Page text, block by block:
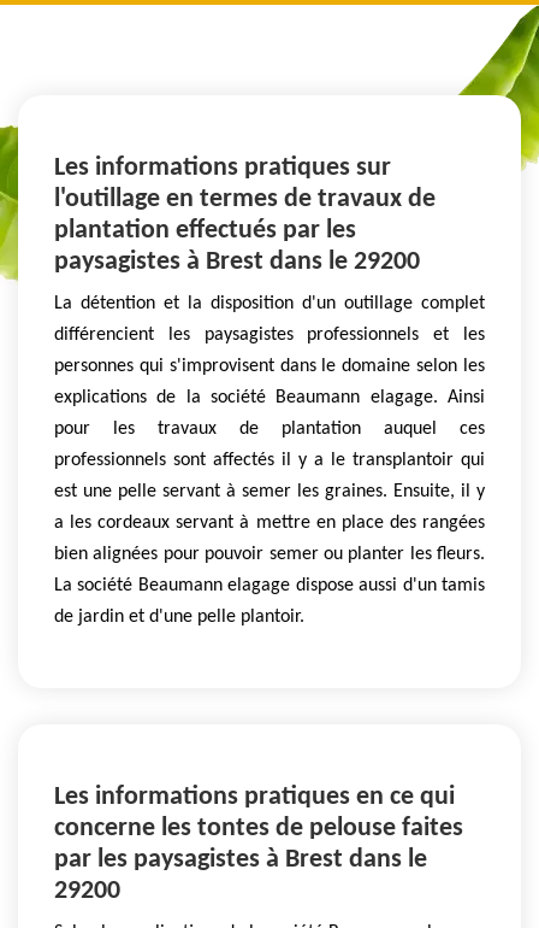
Les informations pratiques sur
l'outillage en termes de travaux de
plantation effectués par les
paysagistes à Brest dans le 29200
La détention et la disposition d'un outillage complet
différencient les paysagistes professionnels et les
personnes qui s'improvisent dans le domaine selon les
explications de la société Beaumann elagage. Ainsi
pour les travaux de plantation auquel ces
professionnels sont affectés il y a le transplantoir qui
est une pelle servant à semer les graines. Ensuite, il y
a les cordeaux servant à mettre en place des rangées
bien alignées pour pouvoir semer ou planter les fleurs.
La société Beaumann elagage dispose aussi d'un tamis
de jardin et d'une pelle plantoir.
Les informations pratiques en ce qui
concerne les tontes de pelouse faites
par les paysagistes à Brest dans le
29200